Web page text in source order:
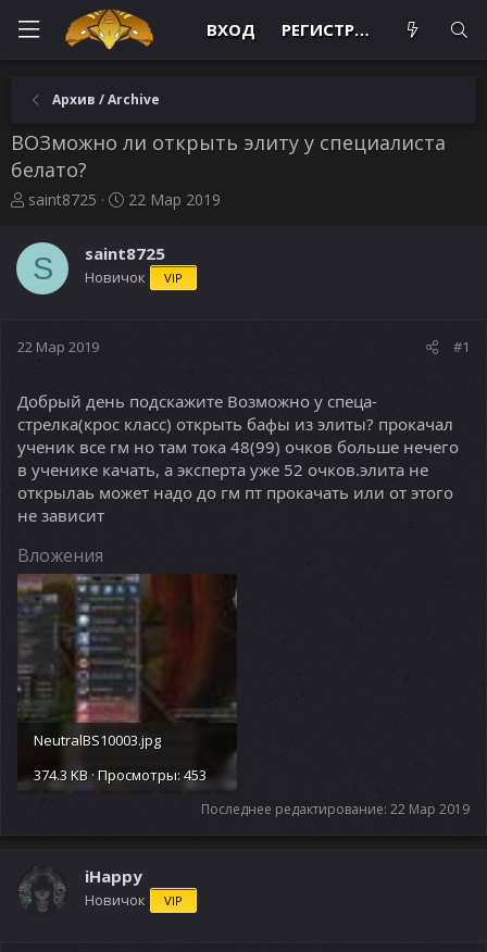
ВХОД РЕГИСТРАЦИЯ
Архив / Archive
ВОЗможно ли открыть элиту у специалиста
белато?
А
т
о
р
м
saint8725
Д
а
н
22 Мар 2019
S saint8725
Новичок VIP
22 Мар 2019 #1
Добрый день подскажите Возможно у спеца-
стрелка(крос класс) открыть бафы из элиты? прокачал
ученик все гм но там тока 48(99) очков больше нечего
в ученике качать, а эксперта уже 52 очков.элита не
открылаь может надо до гм пт прокачать или от этого
не зависит
Вложения
NeutralBS10003.jpg
374.3 KB · Просмотры: 453
Последнее редактирование: 22 Мар 2019
iHappy
Новичок VIP